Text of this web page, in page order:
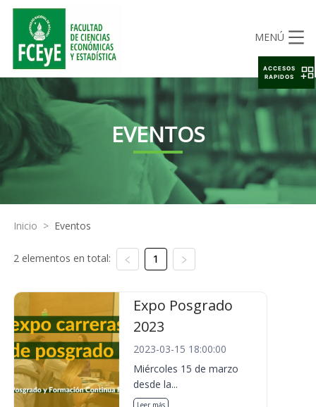
MENÚ
EVENTOS
Inicio > Eventos
2 elementos en total: 1
Expo Posgrado
2023
2023-03-15 18:00:00
Miércoles 15 de marzo
desde la...
Leer más
ACCESOS
RAPIDOS